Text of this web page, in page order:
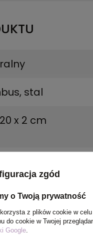
stal
x 2 cm
zgód
o Twoją prywatność
z plików cookie w celu
do cookie w Twojej
Google